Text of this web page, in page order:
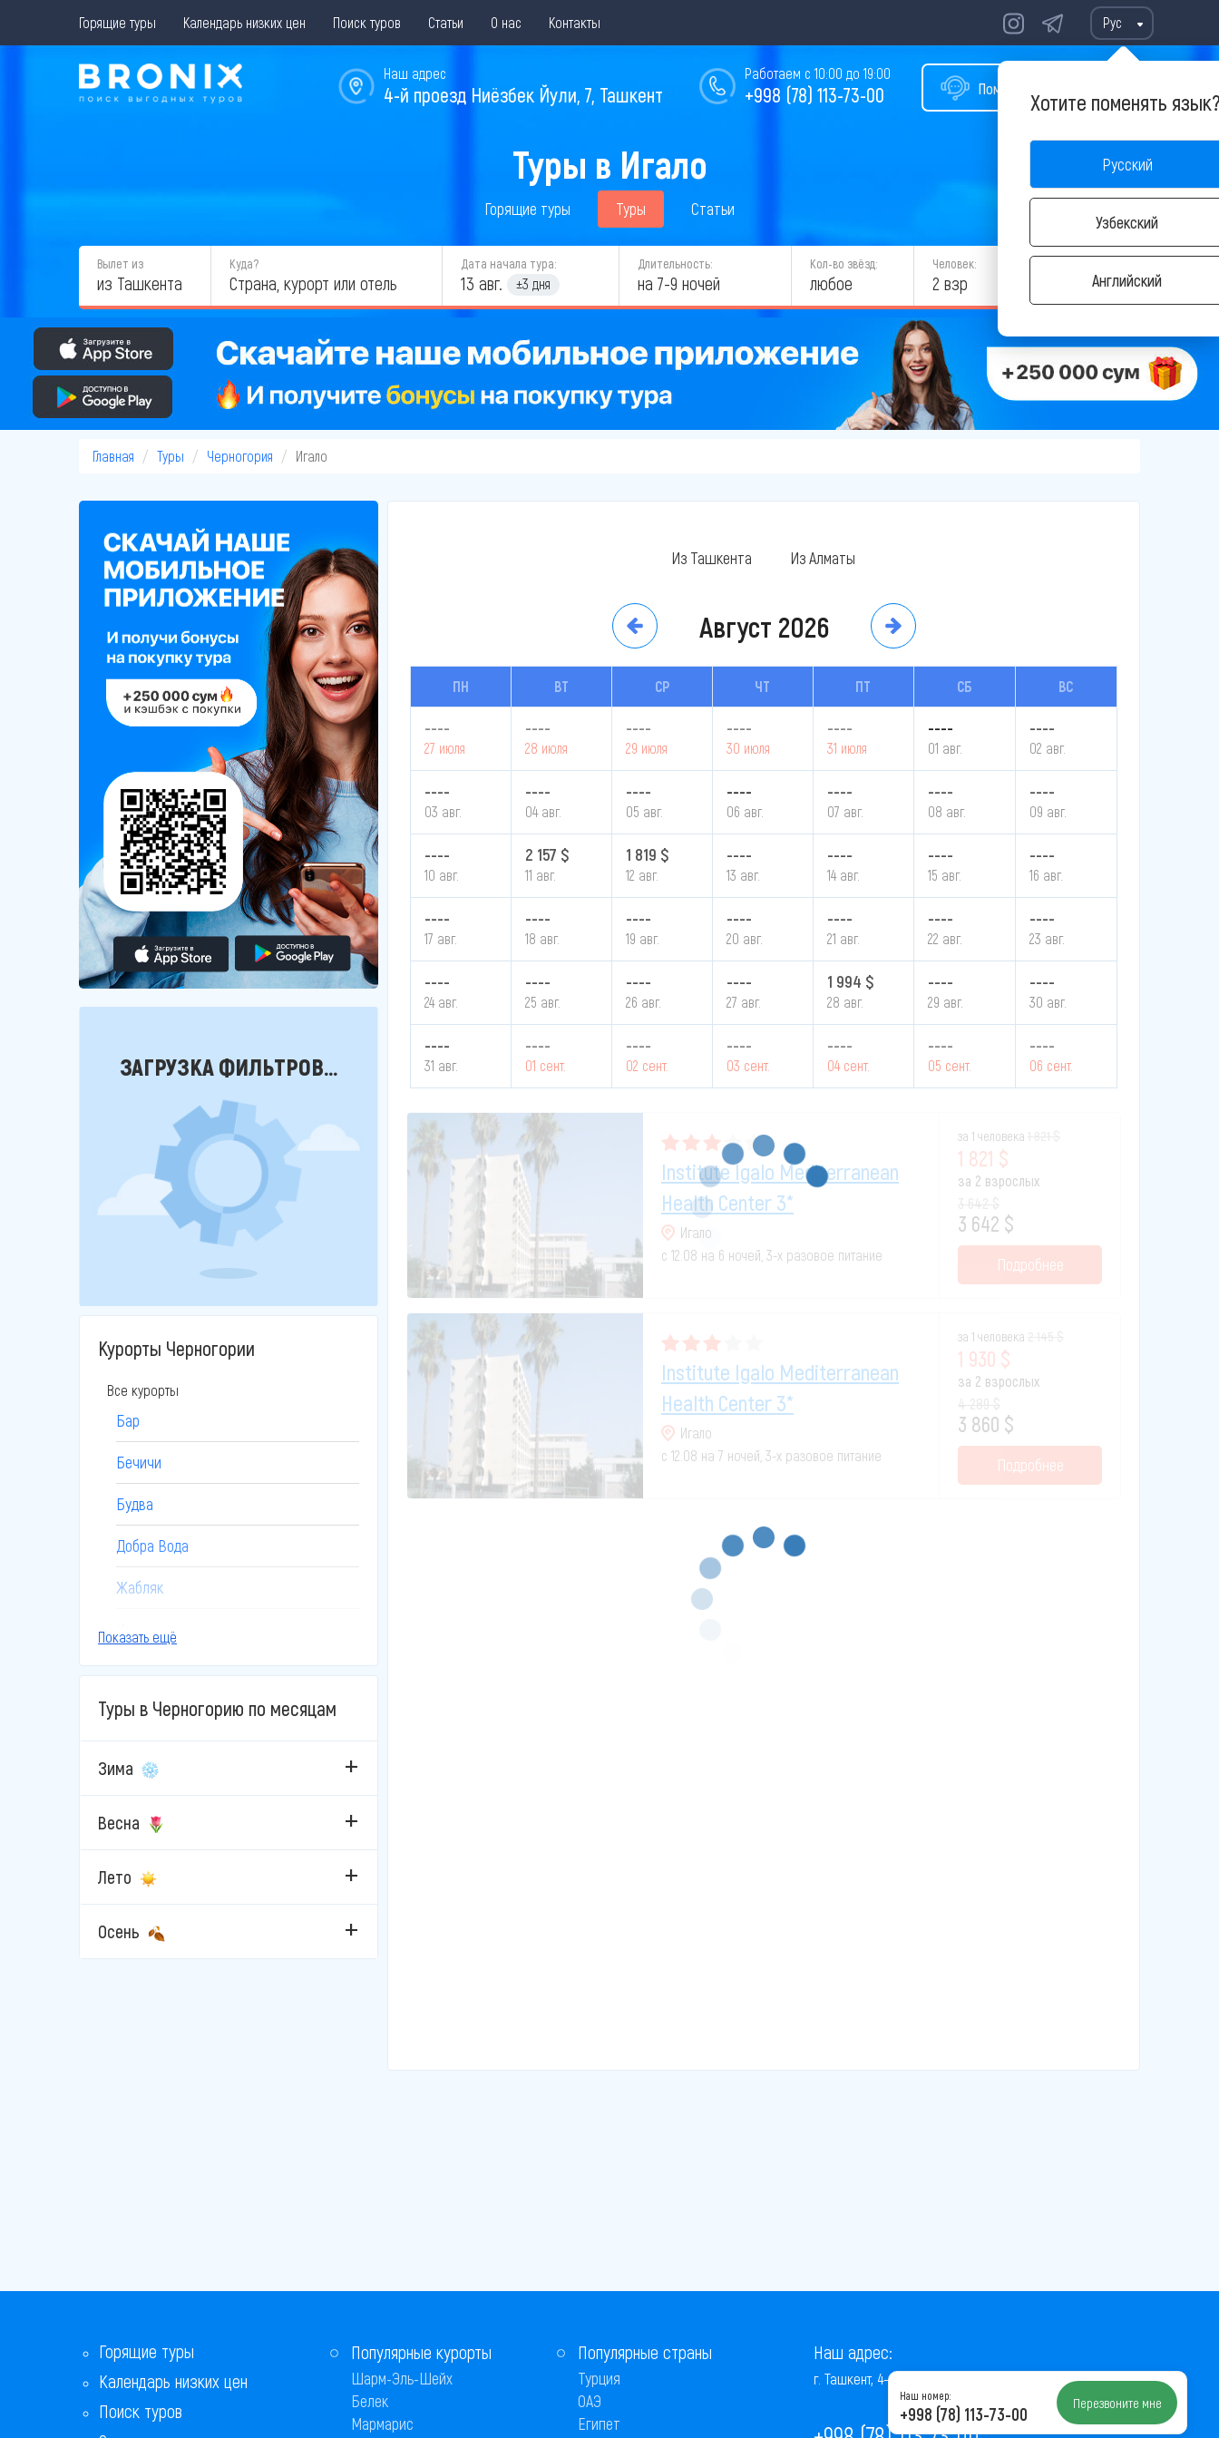
Горящие туры Календарь низких цен Поиск туров Статьи О нас Контакты Рус
Хотите поменять
Русский
Узбекский
Английский
Помощь в подборе тура
Работаем с 10:00 до 19:00
+998 (78) 113-73-00
Наш адрес
4-й проезд Ниёзбек Йули, 7, Ташкент
Туры в Игало
Горящие туры Туры Статьи
Вылет из
из Ташкента
Куда? Дата начала тура:
13 авг. ±3 дня
Длительность:
на 7-9 ночей
Кол-во звёзд:
любое
Человек:
2 взр НАЙТИ
Главная Туры Черногория Игало
ЗАГРУЗКА ФИЛЬТРОВ...
Курорты Черногории
Все курорты
Бар
Бечичи
Будва
Добра Вода
Жабляк
Колашин
Котор
Петровац
Подгорица
Пржно
Рафаиловичи
Свети-Стефан
Показать ещё
Туры в Черногорию по месяцам
Зима
Весна
Лето
Осень
Из Ташкента Из Алматы
Август 2026
ПН ВТ СР ЧТ ПТ СБ ВС
----
27 июля
----
28 июля
----
29 июля
----
30 июля
----
31 июля
----
01 авг.
----
02 авг.
----
03 авг.
----
04 авг.
----
05 авг.
----
06 авг.
----
07 авг.
----
08 авг.
----
09 авг.
----
10 авг.
2 157 $
11 авг.
1 819 $
12 авг.
----
13 авг.
----
14 авг.
----
15 авг.
----
16 авг.
----
17 авг.
----
18 авг.
----
19 авг.
----
20 авг.
----
21 авг.
----
22 авг.
----
23 авг.
----
24 авг.
----
25 авг.
----
26 авг.
----
27 авг.
1 994 $
28 авг.
----
29 авг.
----
30 авг.
----
31 авг.
----
01 сент.
----
02 сент.
----
03 сент.
----
04 сент.
----
05 сент.
----
06 сент.
Institute Igalo Mediterranean
Health Center 3*
Игало
с 12.08 на 6 ночей, 3-х разовое питание
за 1 человека
1 821 $
за 2 взрослых
3 642 $
Подробнее
Institute Igalo Mediterranean
Health Center 3*
Игало
с 12.08 на 7 ночей, 3-х разовое питание
за 1 человека
1 930 $
за 2 взрослых
3 860 $
Подробнее
Горящие туры
Календарь низких цен
Поиск туров
Популярные курорты
Шарм-Эль-Шейх
Белек
Мармарис
Популярные страны
Турция
ОАЭ
Египет
Наш адрес:
г. Ташкент, 4-й проезд Ниёзбек Йули, 7
Наш номер:
+998 (78) 113-73-00 Перезвоните мне